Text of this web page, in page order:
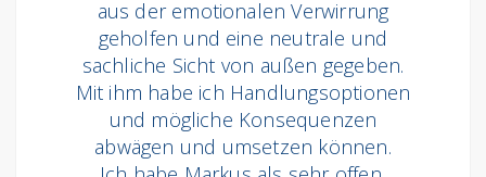
aus der emotionalen Verwirrung
geholfen und eine neutrale und
sachliche Sicht von außen gegeben.
Mit ihm habe ich Handlungsoptionen
und mögliche Konsequenzen
abwägen und umsetzen können.